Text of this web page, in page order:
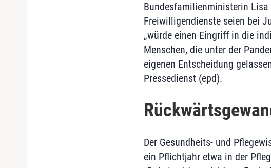
Bundesfamilienministerin
Freiwilligendienste seien bei
„würde einen Eingriff in die
Menschen, die unter der
eigenen Entscheidung
Pressedienst (epd).
Der Gesundheits- und
ein Pflichtjahr etwa in der